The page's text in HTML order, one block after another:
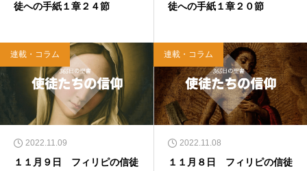
徒への手紙１章２４節
徒への手紙１章２０節
連載・コラム
2022.11.09
１１月９日 フィリピの信徒
連載・コラム
2022.11.08
１１月８日 フィリピの信徒